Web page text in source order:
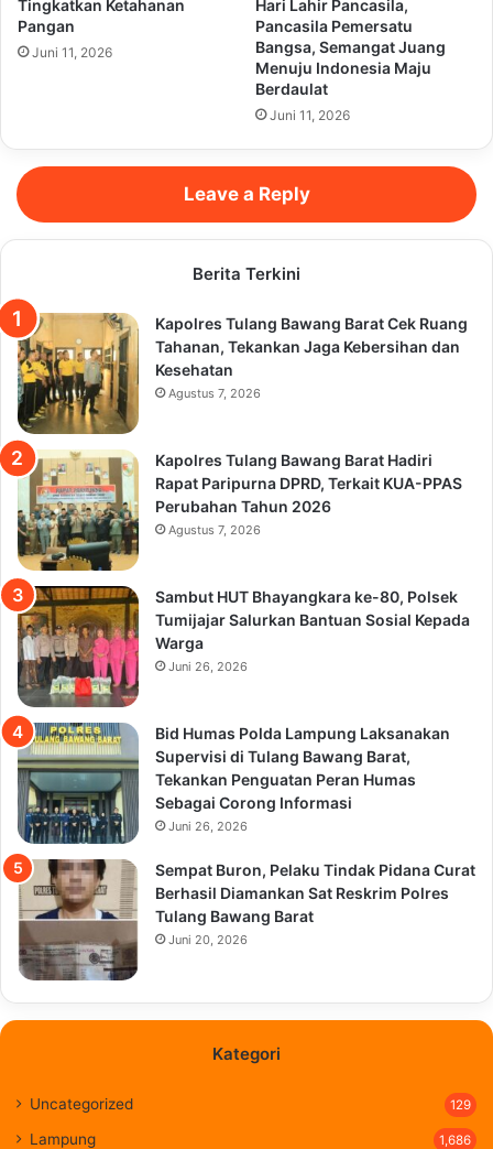
Tingkatkan Ketahanan
Pangan
Juni 11, 2026
Hari Lahir Pancasila,
Pancasila Pemersatu
Bangsa, Semangat Juang
Menuju Indonesia Maju
Berdaulat
Juni 11, 2026
Leave a Reply
Berita Terkini
Kapolres Tulang Bawang Barat Cek Ruang
Tahanan, Tekankan Jaga Kebersihan dan
Kesehatan
Agustus 7, 2026
Kapolres Tulang Bawang Barat Hadiri
Rapat Paripurna DPRD, Terkait KUA-PPAS
Perubahan Tahun 2026
Agustus 7, 2026
Sambut HUT Bhayangkara ke-80, Polsek
Tumijajar Salurkan Bantuan Sosial Kepada
Warga
Juni 26, 2026
Bid Humas Polda Lampung Laksanakan
Supervisi di Tulang Bawang Barat,
Tekankan Penguatan Peran Humas
Sebagai Corong Informasi
Juni 26, 2026
Sempat Buron, Pelaku Tindak Pidana Curat
Berhasil Diamankan Sat Reskrim Polres
Tulang Bawang Barat
Juni 20, 2026
Kategori
Uncategorized 129
Lampung 1,686